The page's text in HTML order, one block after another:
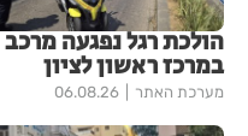
הולכת רגל נפגעה מרכב
במרכז ראשון לציון
מערכת האתר 06.08.26